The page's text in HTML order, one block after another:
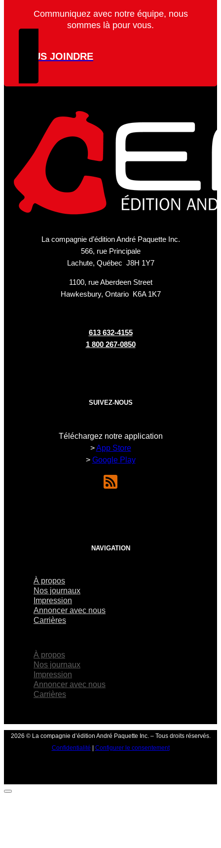
Communiquez avec notre équipe, nous
sommes là pour vous.
NOUS JOINDRE
La compagnie d’édition André Paquette Inc.
566, rue Principale
Lachute, Québec J8H 1Y7
1100, rue Aberdeen Street
Hawkesbury, Ontario K6A 1K7
613 632-4155
1 800 267-0850
SUIVEZ-NOUS
Téléchargez notre application
>App Store
> Google Play
NAVIGATION
À propos
Nos journaux
Impression
Annoncer avec nous
Carrières
À propos
Nos journaux
Impression
Annoncer avec nous
Carrières
2026 © La compagnie d’édition André Paquette Inc. – Tous droits réservés.
Confidentialité
Configurer le consentement